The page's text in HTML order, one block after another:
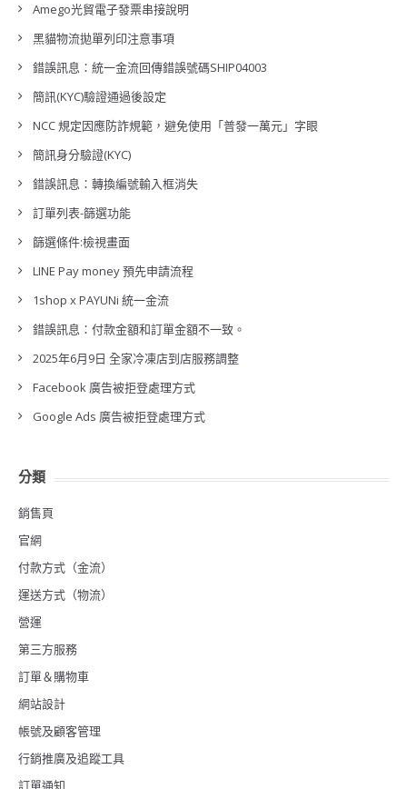
Amego光貿電子發票串接說明
黑貓物流拋單列印注意事項
錯誤訊息：統一金流回傳錯誤號碼SHIP04003
簡訊(KYC)驗證通過後設定
NCC 規定因應防詐規範，避免使用「普發一萬元」字眼
簡訊身分驗證(KYC)
錯誤訊息：轉換編號輸入框消失
訂單列表-篩選功能
篩選條件:檢視畫面
LINE Pay money 預先申請流程
1shop x PAYUNi 統一金流
錯誤訊息：付款金額和訂單金額不一致。
2025年6月9日 全家冷凍店到店服務調整
Facebook 廣告被拒登處理方式
Google Ads 廣告被拒登處理方式
分類
銷售頁
官網
付款方式（金流）
運送方式（物流）
營運
第三方服務
訂單＆購物車
網站設計
帳號及顧客管理
行銷推廣及追蹤工具
訂單通知